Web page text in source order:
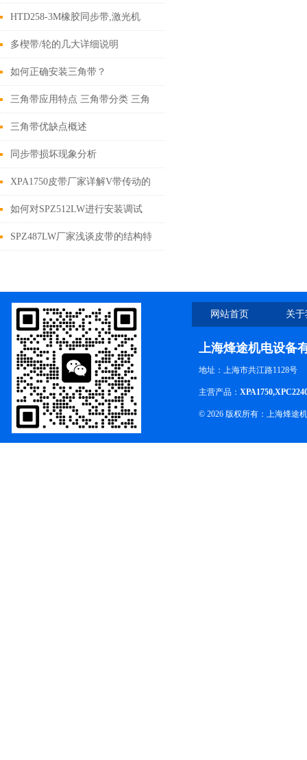
护的
HTD258-3M橡胶同步带,激光机
多楔带/轮的几大详细说明
如何正确安装三角带？
三角带应用特点 三角带分类 三角
带基准长度
三角带优缺点概述
同步带损坏现象分析
XPA1750皮带厂家详解V带传动的
三平、一定及一调
如何对SPZ512LW进行安装调试
SPZ487LW厂家浅谈皮带的结构特
网站首页 关
上海烽途机电设备
地址：上海市共江路1128号
主营产品：
© 2026 版权所有：上海烽途